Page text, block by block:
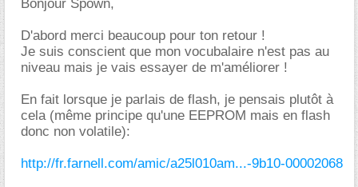
Bonjour Spown,
D'abord merci beaucoup pour ton retour !
Je suis conscient que mon vocubalaire n'est pas au
niveau mais je vais essayer de m'améliorer !
En fait lorsque je parlais de flash, je pensais plutôt à
cela (même principe qu'une EEPROM mais en flash
donc non volatile):
http://fr.farnell.com/amic/a25l010am...-9b10-00002068